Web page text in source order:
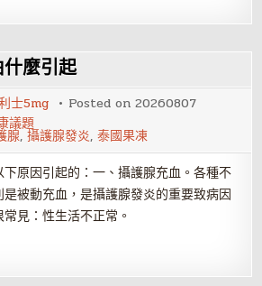
麼引起
士5mg Posted on20260807
議題
腺,攝護腺發炎,泰國果凍
原因引起的：一、攝護腺充血。各種不
被動充血，是攝護腺發炎的重要致病因
見：性生活不正常。